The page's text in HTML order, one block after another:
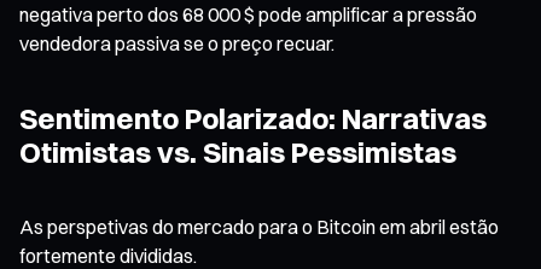
negativa perto dos 68 000 $ pode amplificar a pressão
vendedora passiva se o preço recuar.
Sentimento Polarizado: Narrativas
Otimistas vs. Sinais Pessimistas
As perspetivas do mercado para o Bitcoin em abril estão
fortemente divididas.